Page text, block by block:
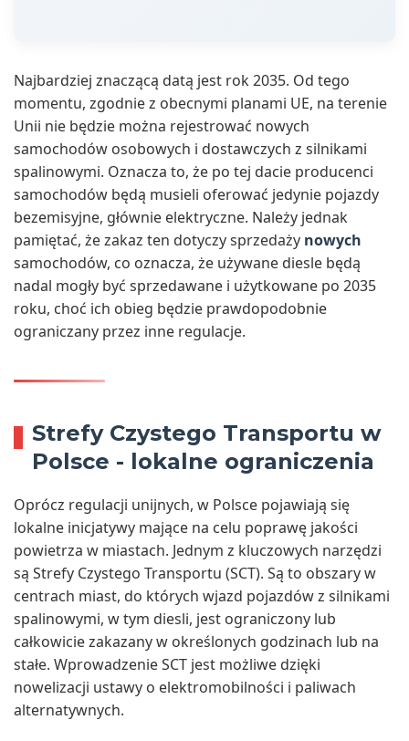
Najbardziej znaczącą datą jest rok 2035. Od tego
momentu, zgodnie z obecnymi planami UE, na terenie
Unii nie będzie można rejestrować nowych
samochodów osobowych i dostawczych z silnikami
spalinowymi. Oznacza to, że po tej dacie producenci
samochodów będą musieli oferować jedynie pojazdy
bezemisyjne, głównie elektryczne. Należy jednak
pamiętać, że zakaz ten dotyczy sprzedaży nowych
samochodów, co oznacza, że używane diesle będą
nadal mogły być sprzedawane i użytkowane po 2035
roku, choć ich obieg będzie prawdopodobnie
ograniczany przez inne regulacje.
Strefy Czystego Transportu w
Polsce - lokalne ograniczenia
Oprócz regulacji unijnych, w Polsce pojawiają się
lokalne inicjatywy mające na celu poprawę jakości
powietrza w miastach. Jednym z kluczowych narzędzi
są Strefy Czystego Transportu (SCT). Są to obszary w
centrach miast, do których wjazd pojazdów z silnikami
spalinowymi, w tym diesli, jest ograniczony lub
całkowicie zakazany w określonych godzinach lub na
stałe. Wprowadzenie SCT jest możliwe dzięki
nowelizacji ustawy o elektromobilności i paliwach
alternatywnych.